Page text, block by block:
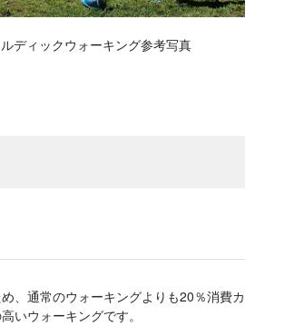
ルディックウォーキング参考写真
、通常のウォーキングよりも20％消費カ
いウォーキングです。